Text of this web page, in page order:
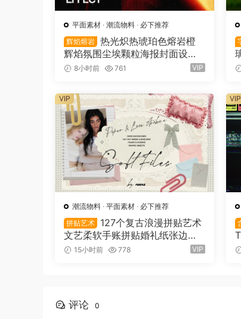
平面素材 · 潮流物料 · 必下推荐
辉焰熔岩 热光炽热琥珀色熔岩橙
辉焰氛围尘埃颗粒海报封面设计P
SD特效样机 Glow Inferno Effec
8小时前 761 VIP
潮流物料 · 平面素材 · 必下推荐
拼贴艺术
127个复古浪漫拼贴艺术
文艺柔软手账拼贴婚礼纸张边框
信封蕾丝蝴蝶结小物件丝带布片P
15小时前 778 VIP
VIP VIP
评论 0